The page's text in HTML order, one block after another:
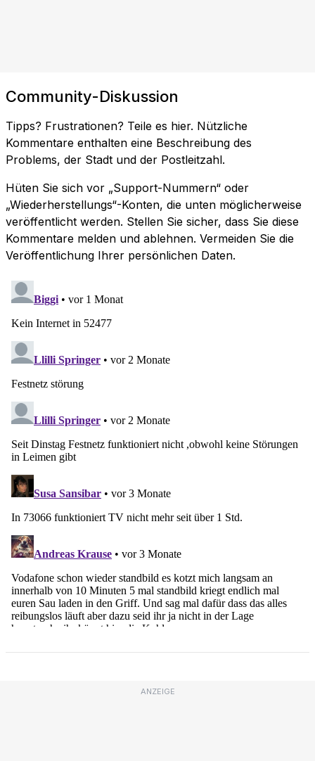
Community-Diskussion
Tipps? Frustrationen? Teile es hier. Nützliche
Kommentare enthalten eine Beschreibung des
Problems, der Stadt und der Postleitzahl.
Hüten Sie sich vor „Support-Nummern“ oder
„Wiederherstellungs“-Konten, die unten möglicherweise
veröffentlicht werden. Stellen Sie sicher, dass Sie diese
Kommentare melden und ablehnen. Vermeiden Sie die
Veröffentlichung Ihrer persönlichen Daten.
ANZEIGE